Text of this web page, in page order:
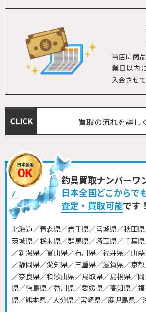
当店に商
業日以内
入金させ
買取の流れを詳し
釣具買取ナンバーワ
日本全国どこからで
査定・買取可能です！
北海道／青森県／岩手県／宮城県／秋田
茨城県／栃木県／群馬県／埼玉県／千葉
／新潟県／富山県／石川県／福井県／山
／静岡県／愛知県／三重県／滋賀県／京
／奈良県／和歌山県／鳥取県／島根県／
県／徳島県／香川県／愛媛県／高知県／
県／熊本県／大分県／宮崎県／鹿児島県／